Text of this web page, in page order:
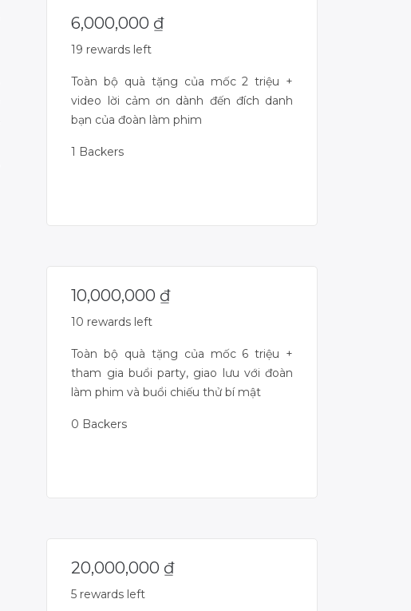
6,000,000 ₫
19 rewards left
Toàn bộ quà tặng của mốc 2 triệu +
video lời cảm ơn dành đến đích danh
bạn của đoàn làm phim
1 Backers
10,000,000 ₫
10 rewards left
Toàn bộ quà tặng của mốc 6 triệu +
tham gia buổi party, giao lưu với đoàn
làm phim và buổi chiếu thử bí mật
0 Backers
20,000,000 ₫
5 rewards left